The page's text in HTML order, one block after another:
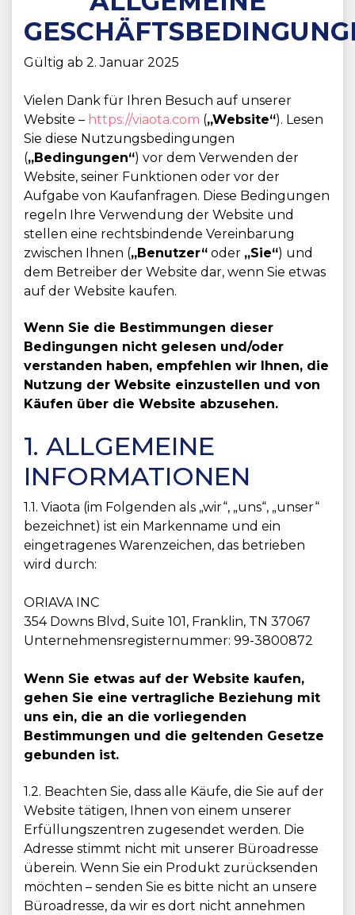
Gültig ab 2. Januar 2025
Vielen Dank für Ihren Besuch auf unserer
Website – https://viaota.com („Website“). Lesen
Sie diese Nutzungsbedingungen
(„Bedingungen“) vor dem Verwenden der
Website, seiner Funktionen oder vor der
Aufgabe von Kaufanfragen. Diese Bedingungen
regeln Ihre Verwendung der Website und
stellen eine rechtsbindende Vereinbarung
zwischen Ihnen („Benutzer“ oder „Sie“) und
dem Betreiber der Website dar, wenn Sie etwas
auf der Website kaufen.
Wenn Sie die Bestimmungen dieser
Bedingungen nicht gelesen und/oder
verstanden haben, empfehlen wir Ihnen, die
Nutzung der Website einzustellen und von
Käufen über die Website abzusehen.
1. ALLGEMEINE
INFORMATIONEN
1.1. Viaota (im Folgenden als „wir“, „uns“, „unser“
bezeichnet) ist ein Markenname und ein
eingetragenes Warenzeichen, das betrieben
wird durch:
ORIAVA INC
354 Downs Blvd, Suite 101, Franklin, TN 37067
Unternehmensregisternummer: 99-3800872
Wenn Sie etwas auf der Website kaufen,
gehen Sie eine vertragliche Beziehung mit
uns ein, die an die vorliegenden
Bestimmungen und die geltenden Gesetze
gebunden ist.
1.2. Beachten Sie, dass alle Käufe, die Sie auf der
Website tätigen, Ihnen von einem unserer
Erfüllungszentren zugesendet werden. Die
Adresse stimmt nicht mit unserer Büroadresse
überein. Wenn Sie ein Produkt zurücksenden
möchten – senden Sie es bitte nicht an unsere
Büroadresse, da wir es dort nicht annehmen